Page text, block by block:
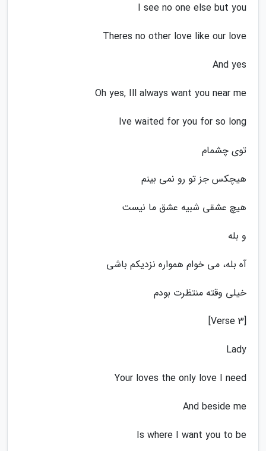
I see no one else but you
Theres no other love like our love
And yes
Oh yes, Ill always want you near me
Ive waited for you for so long
توی چشمام
هیچکس جز تو رو نمی بینم
هیچ عشقی شبیه عشق ما نیست
و بله
آه بله، می خوام همواره نزدیکم باشی
خیلی وقته منتظرت بودم
[Verse 3]
Lady
Your loves the only love I need
And beside me
Is where I want you to be